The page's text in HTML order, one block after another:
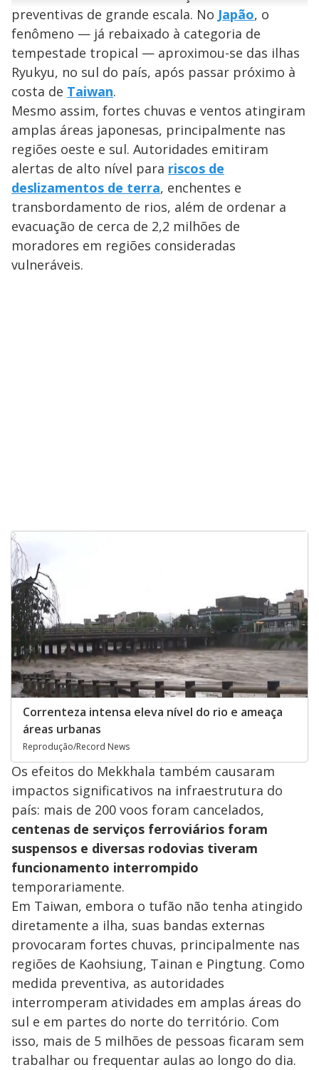
a
y
V
i
d
e
d
o
n
d
s
u
d
preventivas de grande escala. No Japão, o
fenômeno — já rebaixado à categoria de
tempestade tropical — aproximou-se das ilhas
Ryukyu, no sul do país, após passar próximo à
costa de Taiwan.
Mesmo assim, fortes chuvas e ventos atingiram
amplas áreas japonesas, principalmente nas
regiões oeste e sul. Autoridades emitiram
alertas de alto nível para riscos de
deslizamentos de terra, enchentes e
transbordamento de rios, além de ordenar a
evacuação de cerca de 2,2 milhões de
moradores em regiões consideradas
vulneráveis.
Correnteza intensa eleva nível do rio e ameaça
áreas urbanas
Reprodução/Record News
Os efeitos do Mekkhala também causaram
impactos significativos na infraestrutura do
país: mais de 200 voos foram cancelados,
centenas de serviços ferroviários foram
suspensos e diversas rodovias tiveram
funcionamento interrompido
temporariamente.
Em Taiwan, embora o tufão não tenha atingido
diretamente a ilha, suas bandas externas
provocaram fortes chuvas, principalmente nas
regiões de Kaohsiung, Tainan e Pingtung. Como
medida preventiva, as autoridades
interromperam atividades em amplas áreas do
sul e em partes do norte do território. Com
isso, mais de 5 milhões de pessoas ficaram sem
trabalhar ou frequentar aulas ao longo do dia.